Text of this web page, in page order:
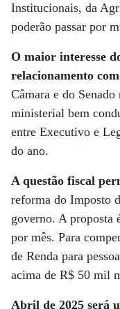
Institucionais, da
poderão passar por
O maior interesse
relacionamento
Câmara e do
ministerial bem
entre Executivo e
do ano.
A questão fiscal
reforma do Imposto
governo. A proposta
por mês. Para
de Renda para
acima de R$ 50 mil
Abril de 2025 será